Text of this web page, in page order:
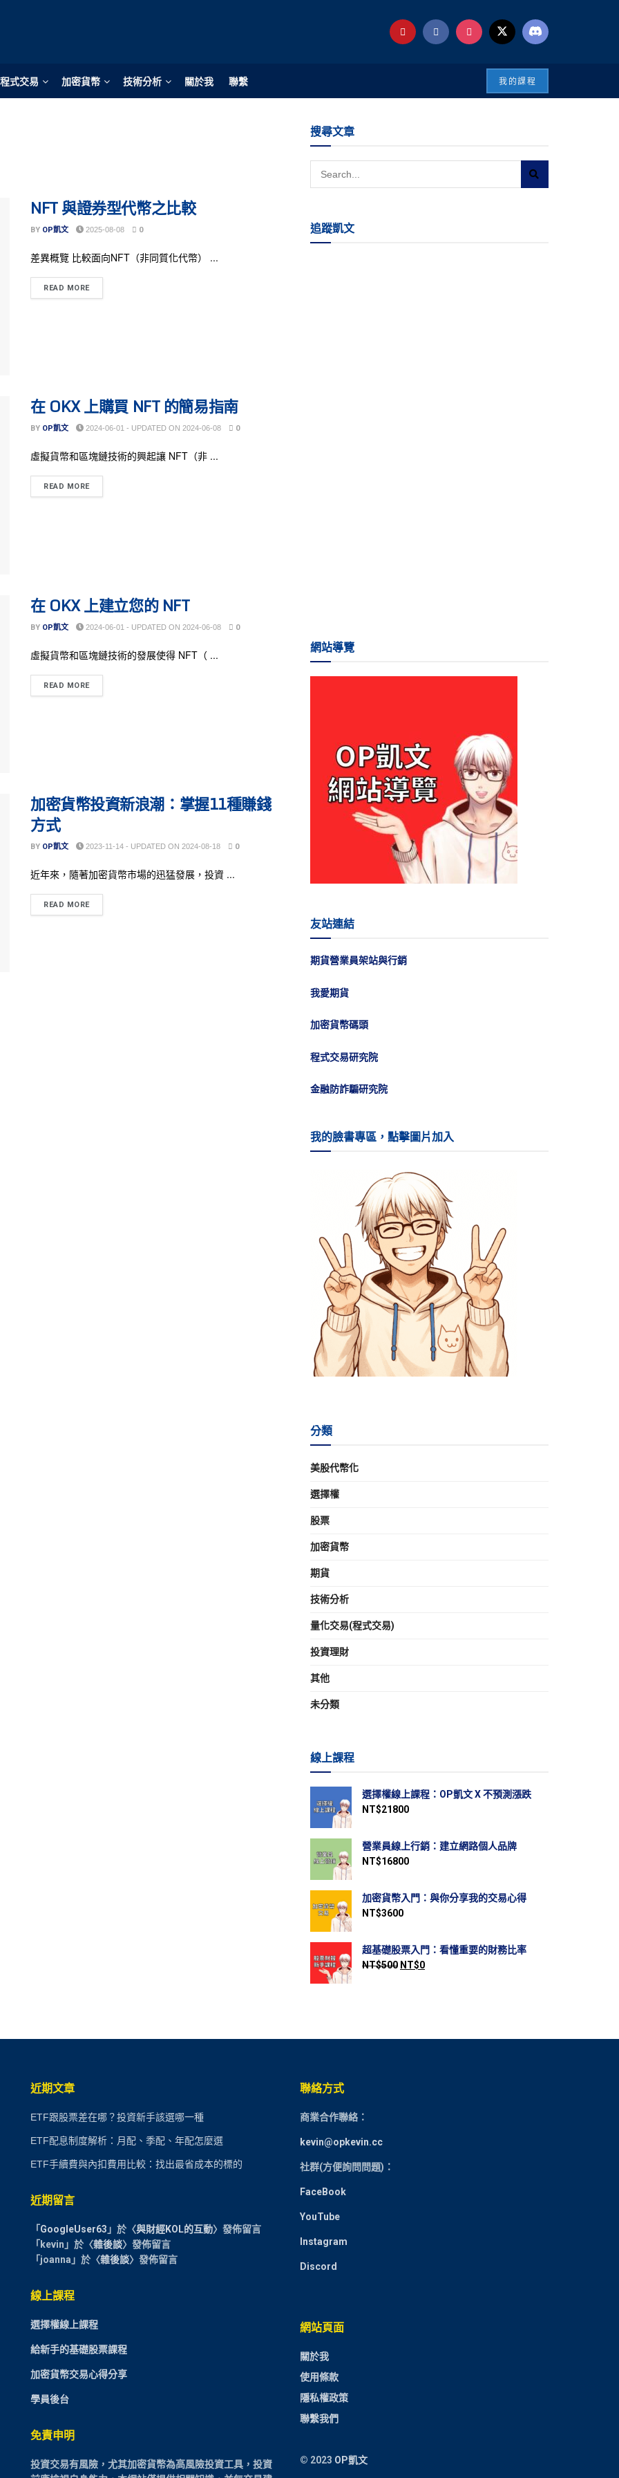
程式交易 加密貨幣 技術分析 關於我 聯繫 我的課程
NFT 與證券型代幣之比較
BY OP凱文 2025-08-08 0
差異概覽 比較面向NFT（非同質化代幣） ...
READ MORE
在 OKX 上購買 NFT 的簡易指南
BY OP凱文 2024-06-01 - UPDATED ON 2024-06-08 0
虛擬貨幣和區塊鏈技術的興起讓 NFT（非 ...
READ MORE
在 OKX 上建立您的 NFT
BY OP凱文 2024-06-01 - UPDATED ON 2024-06-08 0
虛擬貨幣和區塊鏈技術的發展使得 NFT（ ...
READ MORE
加密貨幣投資新浪潮：掌握11種賺錢
方式
BY OP凱文 2023-11-14 - UPDATED ON 2024-08-18 0
近年來，隨著加密貨幣市場的迅猛發展，投資 ...
READ MORE
搜尋文章
追蹤凱文
網站導覽
友站連結
期貨營業員架站與行銷
我愛期貨
加密貨幣碼頭
程式交易研究院
金融防詐騙研究院
我的臉書專區，點擊圖片加入
分類
美股代幣化
選擇權
股票
加密貨幣
期貨
技術分析
量化交易(程式交易)
投資理財
其他
未分類
線上課程
選擇權線上課程：OP凱文 X 不預測漲跌
NT$21800
營業員線上行銷：建立網路個人品牌
NT$16800
加密貨幣入門：與你分享我的交易心得
NT$3600
超基礎股票入門：看懂重要的財務比率
NT$500 NT$0
近期文章
ETF跟股票差在哪？投資新手該選哪一種
ETF配息制度解析：月配、季配、年配怎麼選
ETF手續費與內扣費用比較：找出最省成本的標的
近期留言
「 GoogleUser63 」於〈與財經KOL的互動〉發佈留言
「 kevin 」於〈雜後談〉發佈留言
「 joanna 」於〈雜後談〉發佈留言
線上課程
選擇權線上課程
給新手的基礎股票課程
加密貨幣交易心得分享
學員後台
免責申明
投資交易有風險，尤其加密貨幣為高風險投資工具，投資
聯絡方式
商業合作聯絡：
kevin@opkevin.cc
社群(方便詢問問題)：
FaceBook
YouTube
Instagram
Discord
網站頁面
關於我
使用條款
隱私權政策
聯繫我們
© 2023 OP凱文